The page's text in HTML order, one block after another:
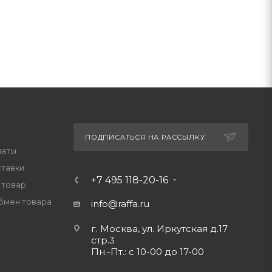
товар
товара
ПОДПИСАТЬСЯ НА РАССЫЛКУ
+7 495 118-20-16
info@raffa.ru
г. Москва, ул. Иркутская д.17
стр.3
Пн.-Пт.: с 10-00 до 17-00